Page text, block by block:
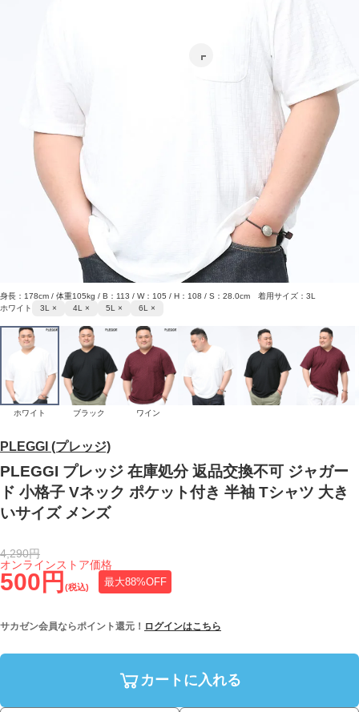
PLEGGI (プレッジ)
PLEGGI プレッジ 在庫処分 返品交換不可 ジャガー
ド 小格子 Vネック ポケット付き 半袖 Tシャツ 大き
いサイズ メンズ
500円 (税込) 最大88%OFF
オンラインストア価格
4,290円
サカゼン会員ならポイント還元！ ログインはこちら
カートに入れる
身長：178cm / 体重105kg / B：113 / W：105 / H：108 / S：28.0cm 着用サイズ：3L
ホワイト
3L × 4L × 5L × 6L ×
ホワイト ブラック ワイン